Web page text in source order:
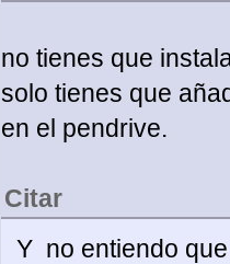
no tienes que
solo tienes que
en el pendrive.
Citar
Y no entiendo